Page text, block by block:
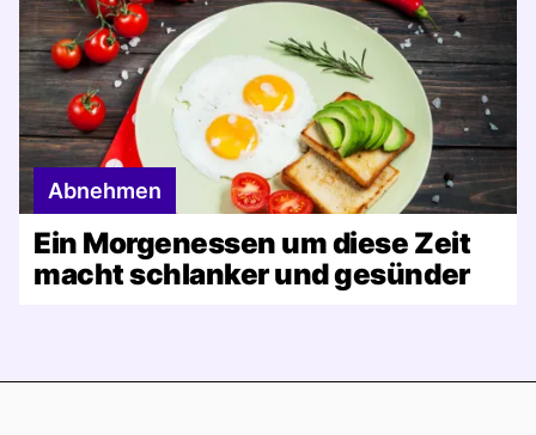
Abnehmen
Ein Morgenessen um diese Zeit
macht schlanker und gesünder